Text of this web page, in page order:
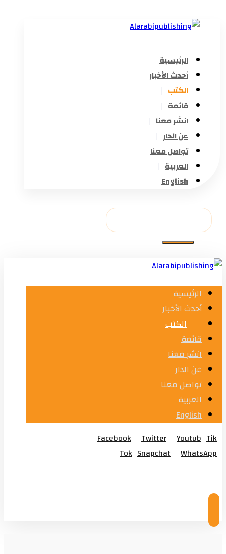
الرئيسية
أحدث الأخبار
الكتب
قائمة
انشر معنا
عن الدار
تواصل معنا
العربية
English
الرئيسية
أحدث الأخبار
الكتب
قائمة
انشر معنا
عن الدار
تواصل معنا
العربية
English
Facebook
Twitter Youtub Tik
Tok Snapchat
WhatsApp